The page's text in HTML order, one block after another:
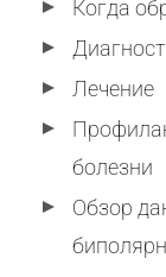
Когда
Лечение
болезни
Обзор